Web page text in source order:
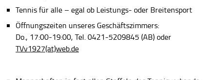
Tennis für alle – egal ob Leistungs- oder Breitensport
Öffnungszeiten unseres Geschäftszimmers:
Do., 17:00-19:00, Tel. 0421-5209845 (AB) oder
TVv1927(at)web.de